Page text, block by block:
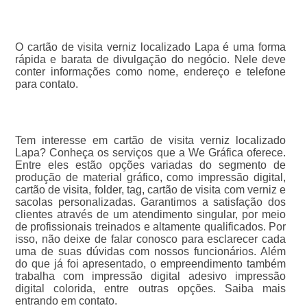
O cartão de visita verniz localizado Lapa é uma forma
rápida e barata de divulgação do negócio. Nele deve
conter informações como nome, endereço e telefone
para contato.
Tem interesse em cartão de visita verniz localizado
Lapa? Conheça os serviços que a We Gráfica oferece.
Entre eles estão opções variadas do segmento de
produção de material gráfico, como impressão digital,
cartão de visita, folder, tag, cartão de visita com verniz e
sacolas personalizadas. Garantimos a satisfação dos
clientes através de um atendimento singular, por meio
de profissionais treinados e altamente qualificados. Por
isso, não deixe de falar conosco para esclarecer cada
uma de suas dúvidas com nossos funcionários. Além
do que já foi apresentado, o empreendimento também
trabalha com impressão digital adesivo impressão
digital colorida, entre outras opções. Saiba mais
entrando em contato.